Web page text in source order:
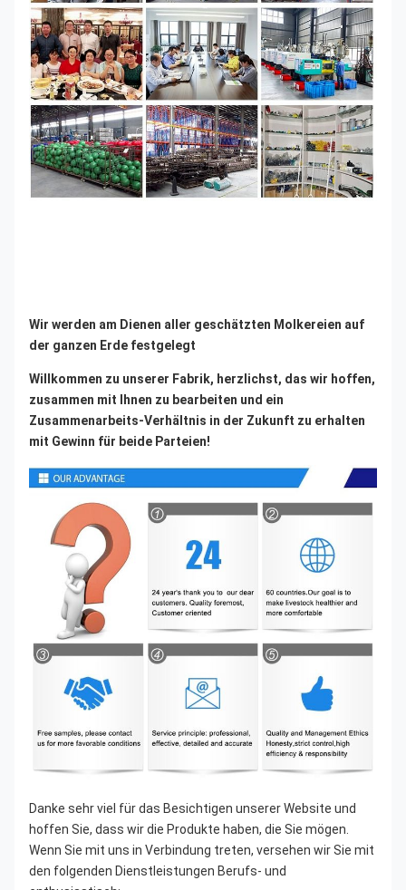
Wir werden am Dienen aller geschätzten Molkereien auf
der ganzen Erde festgelegt
Willkommen zu unserer Fabrik, herzlichst, das wir hoffen,
zusammen mit Ihnen zu bearbeiten und ein
Zusammenarbeits-Verhältnis in der Zukunft zu erhalten
mit Gewinn für beide Parteien!
Danke sehr viel für das Besichtigen unserer Website und
hoffen Sie, dass wir die Produkte haben, die Sie mögen.
Wenn Sie mit uns in Verbindung treten, versehen wir Sie mit
den folgenden Dienstleistungen Berufs- und